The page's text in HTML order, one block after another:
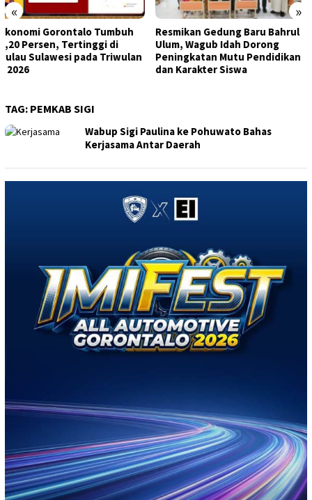
« »
Resmikan Gedung Baru Bahrul
Ulum, Wagub Idah Dorong
Peningkatan Mutu Pendidikan
dan Karakter Siswa
Maryam Sofyan Puhi
Tegaskan Pentingnya 1.000
HPK Penentu Masa Depan
Anak
TAG: PEMKAB SIGI
Wabup Sigi Paulina ke Pohuwato Bahas
Kerjasama Antar Daerah